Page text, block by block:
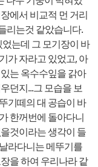
에서 비교적 먼 거리
리는것 같았습니다.
는데 그 모기장이 바
가 자라고 있었고, 아
는 옥수수잎을 갉아
던지...그 모습을 보
기떼의 대 공습이 바
한꺼번에 돌아다니
것이라는 생각이 들
라다니는 메뚜기를
을 하여 우리나라 같